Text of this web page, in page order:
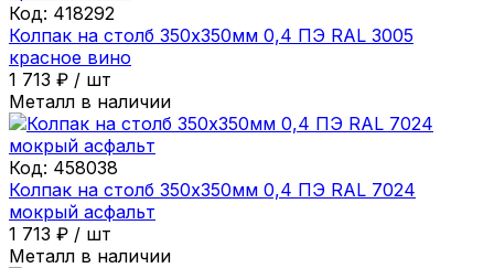
Код: 418292
Колпак на столб 350х350мм 0,4 ПЭ RAL 3005
красное вино
1 713 ₽ / шт
Металл в наличии
Код: 458038
Колпак на столб 350х350мм 0,4 ПЭ RAL 7024
мокрый асфальт
1 713 ₽ / шт
Металл в наличии